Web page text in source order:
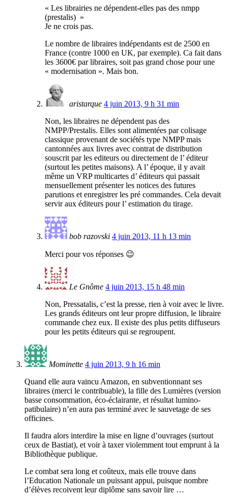
« Les librairies ne dépendent-elles pas des nmpp
(prestalis) »
Je ne crois pas.
Le nombre de libraires indépendants est de 2500 en
France (contre 1000 en UK, par exemple). Ca fait dans
les 3600€ par libraires, soit pas grand chose pour une
« modernisation ». Mais bon.
aristarque 4 juin 2013, 9 h 31 min
Non, les libraires ne dépendent pas des
NMPP/Prestalis. Elles sont alimentées par colisage
classique provenant de sociétés type NMPP mais
cantonnées aux livres avec contrat de distribution
souscrit par les editeurs ou directement de l’ éditeur
(surtout les petites maisons). A l’ époque, il y avait
même un VRP multicartes d’ éditeurs qui passait
mensuellement présenter les notices des futures
parutions et enregistrer les pré commandes. Cela devait
servir aux éditeurs pour l’ estimation du tirage.
bob razovski 4 juin 2013, 11 h 13 min
Merci pour vos réponses 😉
Le Gnôme 4 juin 2013, 15 h 48 min
Non, Pressatalis, c’est la presse, rien à voir avec le livre.
Les grands éditeurs ont leur propre diffusion, le libraire
commande chez eux. Il existe des plus petits diffuseurs
pour les petits éditeurs qui se regroupent.
Mominette 4 juin 2013, 9 h 16 min
Quand elle aura vaincu Amazon, en subventionnant ses
libraires (merci le contribuable), la fille des Lumières (version
basse consommation, éco-éclairante, et résultat lumino-
patibulaire) n’en aura pas terminé avec le sauvetage de ses
officines.
Il faudra alors interdire la mise en ligne d’ouvrages (surtout
ceux de Bastiat), et voir à taxer violemment tout emprunt à la
Bibliothèque publique.
Le combat sera long et coûteux, mais elle trouve dans
l’Education Nationale un puissant appui, puisque nombre
d’élèves recoivent leur diplôme sans savoir lire …